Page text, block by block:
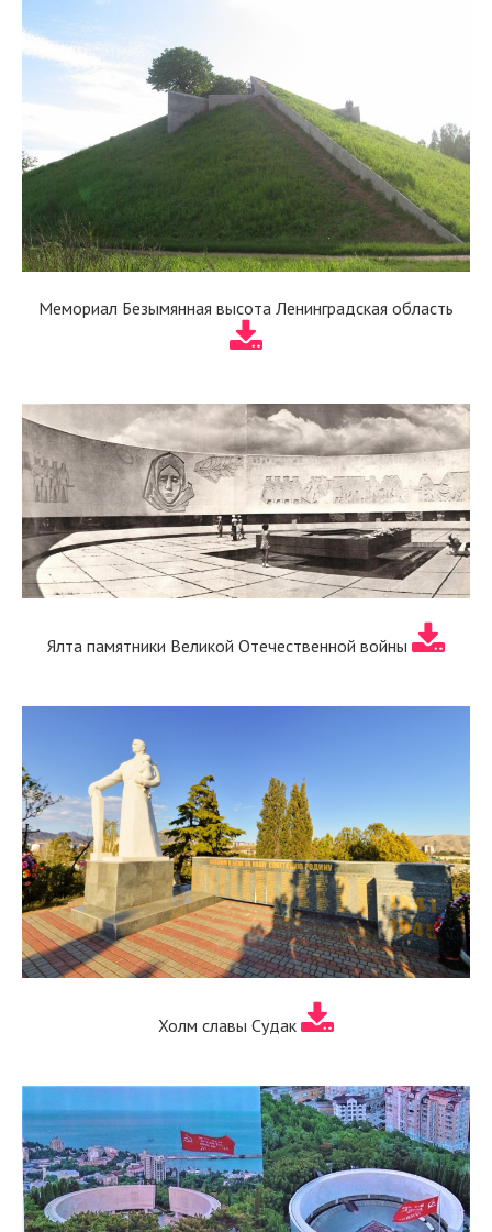
Мемориал Безымянная высота Ленинградская область
Ялта памятники Великой Отечественной войны
Холм славы Судак